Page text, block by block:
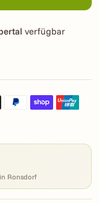
verfügbar
Ronsdorf